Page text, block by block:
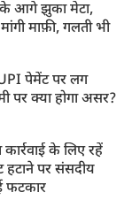
के आगे झुका मेटा,
माफ़ी, गलती भी
पेमेंट पर लग
पर क्या होगा असर?
के लिए रहें
हटाने पर संसदीय
फटकार